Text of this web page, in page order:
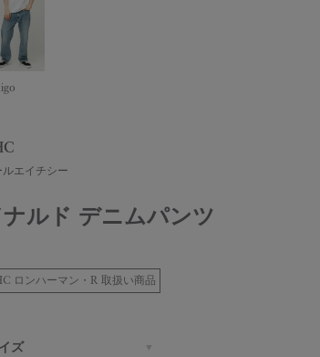
ルエイチシー
ナルド デニムパンツ
ロンハーマン・R 取扱い商品
ズ